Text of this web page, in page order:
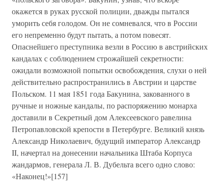
окажется в руках русской полиции, дважды пытался
уморить себя голодом. Он не сомневался, что в России
его непременно будут пытать, а потом повесят.
Опаснейшего преступника везли в Россию в австрийских
кандалах с соблюдением строжайшей секретности:
ожидали возможной попытки освобождения, слухи о ней
действительно распространились в Австрии и царстве
Польском. 11 мая 1851 года Бакунина, закованного в
ручные и ножные кандалы, по распоряжению монарха
доставили в Секретный дом Алексеевского равелина
Петропавловской крепости в Петербурге. Великий князь
Александр Николаевич, будущий император Александр
II, начертал на донесении начальника Штаба Корпуса
жандармов, генерала Л. В. Дубельта всего одно слово:
«Наконец!»[157]